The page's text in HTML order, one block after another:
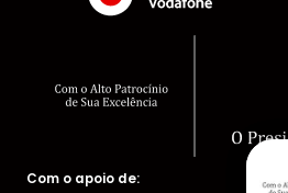
Com o apoio de: